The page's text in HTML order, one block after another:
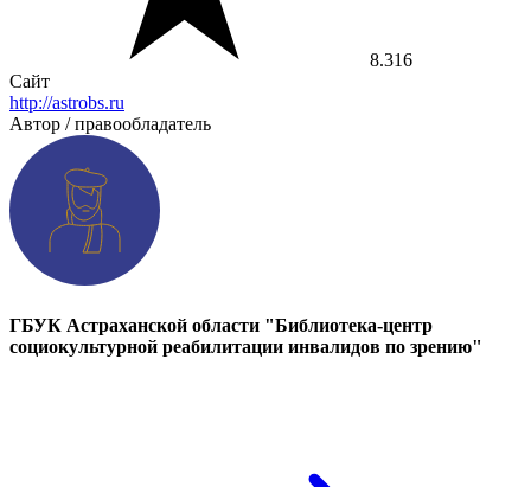
8.316
Сайт
http://astrobs.ru
Автор / правообладатель
ГБУК Астраханской области "Библиотека-центр
социокультурной реабилитации инвалидов по зрению"